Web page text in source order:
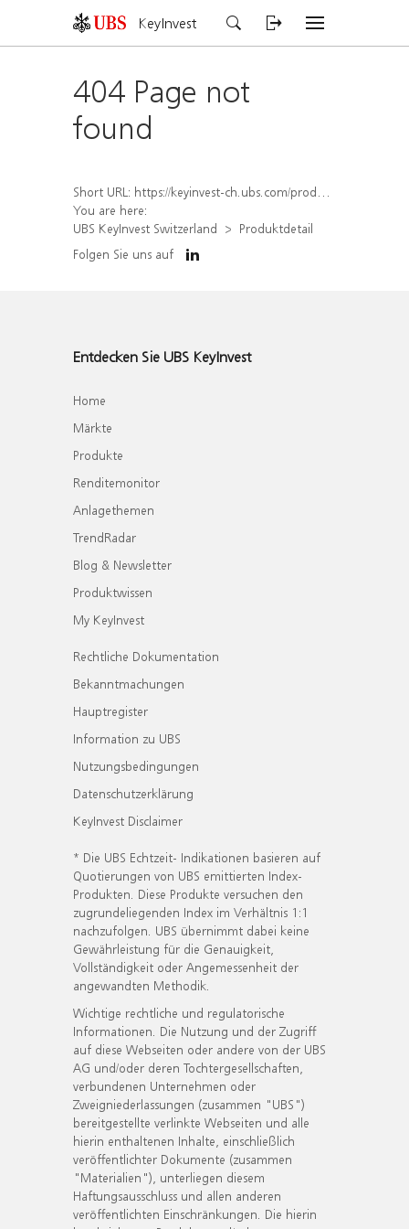
KeyInvest
404 Page not
found
Short URL: https://keyinvest-ch.ubs.com/produkt/detail/index/isin/CH1578796067
You are here:
UBS KeyInvest Switzerland
Produktdetail
Folgen Sie uns auf
Entdecken Sie UBS KeyInvest
Home
Märkte
Produkte
Renditemonitor
Anlagethemen
TrendRadar
Blog & Newsletter
Produktwissen
My KeyInvest
Rechtliche Dokumentation
Bekanntmachungen
Hauptregister
Information zu UBS
Nutzungsbedingungen
Datenschutzerklärung
KeyInvest Disclaimer
* Die UBS Echtzeit- Indikationen basieren auf
Quotierungen von UBS emittierten Index-
Produkten. Diese Produkte versuchen den
zugrundeliegenden Index im Verhältnis 1:1
nachzufolgen. UBS übernimmt dabei keine
Gewährleistung für die Genauigkeit,
Vollständigkeit oder Angemessenheit der
angewandten Methodik.
Wichtige rechtliche und regulatorische
Informationen. Die Nutzung und der Zugriff
auf diese Webseiten oder andere von der UBS
AG und/oder deren Tochtergesellschaften,
verbundenen Unternehmen oder
Zweigniederlassungen (zusammen "UBS")
bereitgestellte verlinkte Webseiten und alle
hierin enthaltenen Inhalte, einschließlich
veröffentlichter Dokumente (zusammen
"Materialien"), unterliegen diesem
Haftungsausschluss und allen anderen
veröffentlichten Einschränkungen. Die hierin